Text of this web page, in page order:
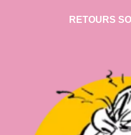
RETOURS